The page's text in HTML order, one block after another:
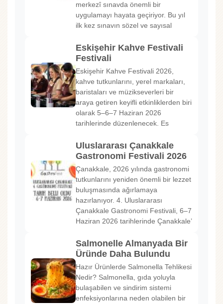
merkezî sınavda önemli bir
uygulamayı hayata geçiriyor. Bu yıl
ilk kez sınavın sözel ve sayısal
Eskişehir Kahve Festivali
Festivali
Eskişehir Kahve Festivali 2026,
kahve tutkunlarını, yerel markaları,
baristaları ve müzikseverleri bir
araya getiren keyifli etkinliklerden biri
olarak 5–6–7 Haziran 2026
tarihlerinde düzenlenecek. Es
Uluslararası Çanakkale
Gastronomi Festivali 2026
Çanakkale, 2026 yılında gastronomi
tutkunlarını yeniden önemli bir lezzet
buluşmasında ağırlamaya
hazırlanıyor. 4. Uluslararası
Çanakkale Gastronomi Festivali, 6–7
Haziran 2026 tarihlerinde Çanakkale’
Salmonelle Almanyada Bir
Üründe Daha Bulundu
Hazır Ürünlerde Salmonella Tehlikesi
Nedir? Salmonella, gıda yoluyla
bulaşabilen ve sindirim sistemi
enfeksiyonlarına neden olabilen bir